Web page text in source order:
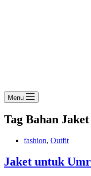
Menu
Tag Bahan
fashion, Outfit
Jaket untuk